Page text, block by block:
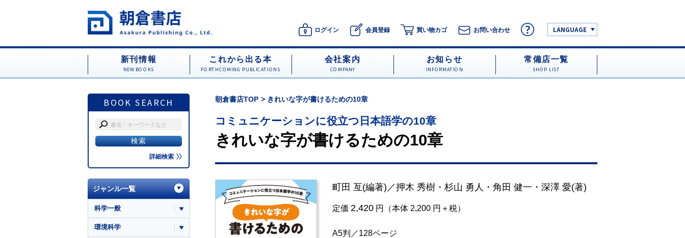
ログイン 会員登録 買い物カゴ お問い合わせ LANGUAGE
新刊情報
NEW BOOKS
これから出る本
FORTHCOMING PUBLICATIONS
会社案内
COMPANY
お知らせ
INFORMATION
常備店一覧
SHOP LIST
BOOK SEARCH
詳細検索
朝倉書店TOP きれいな字が書けるための10章
コミュニケーションに役立つ日本語学の10章
きれいな字が書けるための10章
町田 亙(編著)／押木 秀樹 ・ 杉山 勇人 ・ 角田 健一 ・ 深澤 愛(著)
定価 2,420 円（本体 2,200 円＋税）
A5判／128ページ
ジャンル一覧
科学一般
環境科学